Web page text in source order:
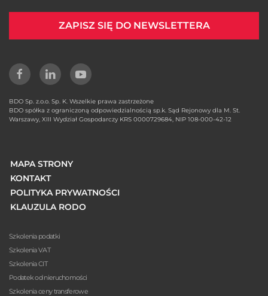
ZAPISZ SIĘ DO NEWSLETTERA
BDO Sp. z.o.o. Sp. K. Wszelkie prawa zastrzeżone
BDO spółka z ograniczoną odpowiedzialnością sp.k. Sąd Rejonowy dla M. St.
Warszawy, XIII Wydział Gospodarczy KRS 0000729684, NIP 108-000-42-12
MAPA STRONY
KONTAKT
POLITYKA PRYWATNOŚCI
KLAUZULA RODO
Szkolenia podatki
Szkolenia VAT
Szkolenia CIT
Podatek od nieruchomości
Szkolenia ceny transferowe